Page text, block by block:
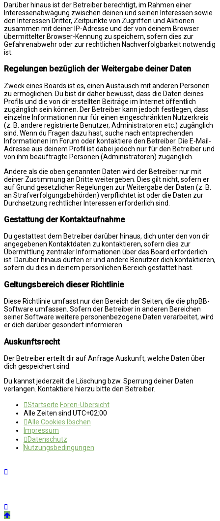
Darüber hinaus ist der Betreiber berechtigt, im Rahmen einer
Interessenabwägung zwischen deinen und seinen Interessen sowie
den Interessen Dritter, Zeitpunkte von Zugriffen und Aktionen
zusammen mit deiner IP-Adresse und der von deinem Browser
übermittelter Browser-Kennung zu speichern, sofern dies zur
Gefahrenabwehr oder zur rechtlichen Nachverfolgbarkeit notwendig
ist.
Regelungen bezüglich der Weitergabe deiner Daten
Zweck eines Boards ist es, einen Austausch mit anderen Personen
zu ermöglichen. Du bist dir daher bewusst, dass die Daten deines
Profils und die von dir erstellten Beiträge im Internet öffentlich
zugänglich sein können. Der Betreiber kann jedoch festlegen, dass
einzelne Informationen nur für einen eingeschränkten Nutzerkreis
(z. B. andere registrierte Benutzer, Administratoren etc.) zugänglich
sind. Wenn du Fragen dazu hast, suche nach entsprechenden
Informationen im Forum oder kontaktiere den Betreiber. Die E-Mail-
Adresse aus deinem Profil ist dabei jedoch nur für den Betreiber und
von ihm beauftragte Personen (Administratoren) zugänglich.
Andere als die oben genannten Daten wird der Betreiber nur mit
deiner Zustimmung an Dritte weitergeben. Dies gilt nicht, sofern er
auf Grund gesetzlicher Regelungen zur Weitergabe der Daten (z. B.
an Strafverfolgungsbehörden) verpflichtet ist oder die Daten zur
Durchsetzung rechtlicher Interessen erforderlich sind.
Gestattung der Kontaktaufnahme
Du gestattest dem Betreiber darüber hinaus, dich unter den von dir
angegebenen Kontaktdaten zu kontaktieren, sofern dies zur
Übermittlung zentraler Informationen über das Board erforderlich
ist. Darüber hinaus dürfen er und andere Benutzer dich kontaktieren,
sofern du dies in deinem persönlichen Bereich gestattet hast.
Geltungsbereich dieser Richtlinie
Diese Richtlinie umfasst nur den Bereich der Seiten, die die phpBB-
Software umfassen. Sofern der Betreiber in anderen Bereichen
seiner Software weitere personenbezogene Daten verarbeitet, wird
er dich darüber gesondert informieren.
Auskunftsrecht
Der Betreiber erteilt dir auf Anfrage Auskunft, welche Daten über
dich gespeichert sind.
Du kannst jederzeit die Löschung bzw. Sperrung deiner Daten
verlangen. Kontaktiere hierzu bitte den Betreiber.
Startseite Foren-Übersicht
Alle Zeiten sind UTC+02:00
Alle Cookies löschen
Impressum
Datenschutz
Nutzungsbedingungen